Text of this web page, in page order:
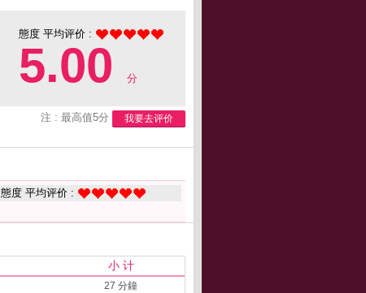
態度 平均评价 :
5.00 分
注 : 最高值5分 我要去评价
態度 平均评价 :
小 计
27 分鐘